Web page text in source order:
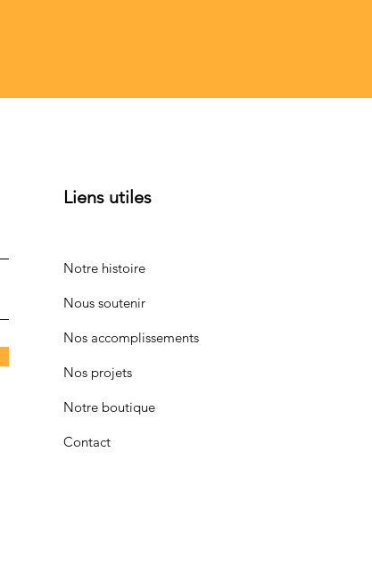
Liens utiles
Notre histoire
Nous soutenir
Nos accomplissements
Nos projets
Notre boutique
Contact